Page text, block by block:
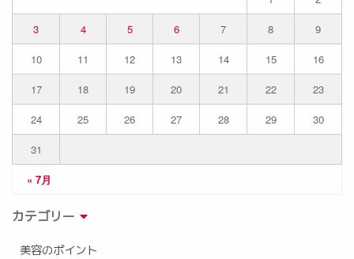
« 7月
3
4 5 6 7 8
9
10
11 12 13 14 15
16
17
18 19 20 21 22
23
24
25 26 27 28 29
30
31
カテゴリー
美容のポイント